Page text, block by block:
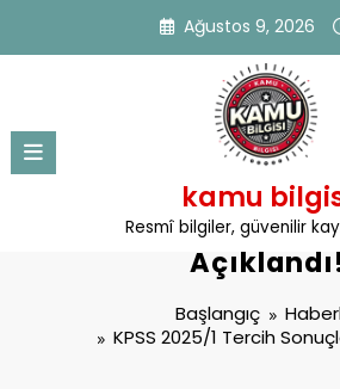
Ağustos 9, 2026
kamu
Resmî bilgiler, güvenilir
KPSS 2025/1 Tercih
Başlangıç
KPSS 2025/1 Tercih